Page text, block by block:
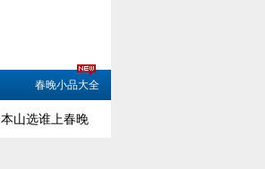
春晚小品大全
本山选谁上春晚